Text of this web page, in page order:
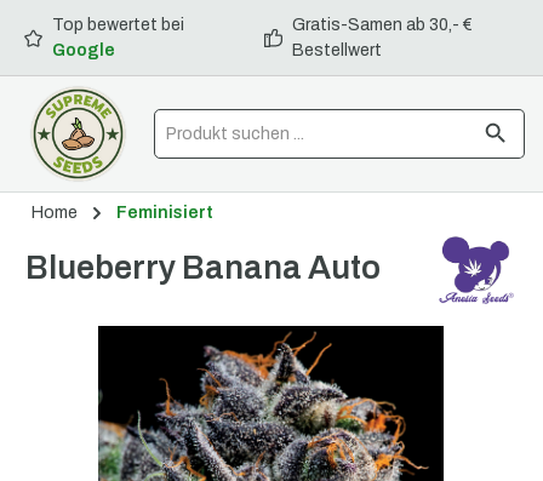
springen
Top bewertet bei
Google
Gratis-Samen ab 30,- €
Bestellwert
Home Feminisiert
Blueberry Banana Auto